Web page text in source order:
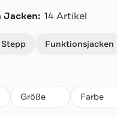
Jacken: 14 Artikel
Funktionsjacken
Größe Farbe